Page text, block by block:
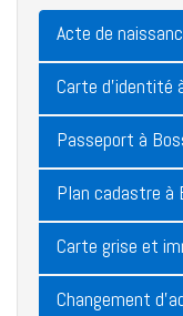
Acte de
Carte d'identité
Passeport à
Plan cadastre à
Carte grise et
Changement